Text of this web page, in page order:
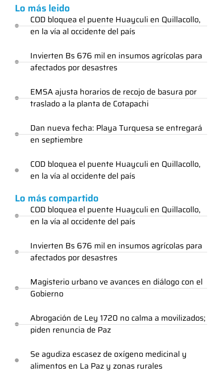
Lo más leido
COD bloquea el puente Huayculi en Quillacollo,
en la vía al occidente del país
Invierten Bs 676 mil en insumos agrícolas para
afectados por desastres
EMSA ajusta horarios de recojo de basura por
traslado a la planta de Cotapachi
Dan nueva fecha: Playa Turquesa se entregará
en septiembre
COD bloquea el puente Huayculi en Quillacollo,
en la vía al occidente del país
Lo más compartido
COD bloquea el puente Huayculi en Quillacollo,
en la vía al occidente del país
Invierten Bs 676 mil en insumos agrícolas para
afectados por desastres
Magisterio urbano ve avances en diálogo con el
Gobierno
Abrogación de Ley 1720 no calma a movilizados;
piden renuncia de Paz
Se agudiza escasez de oxígeno medicinal y
alimentos en La Paz y zonas rurales